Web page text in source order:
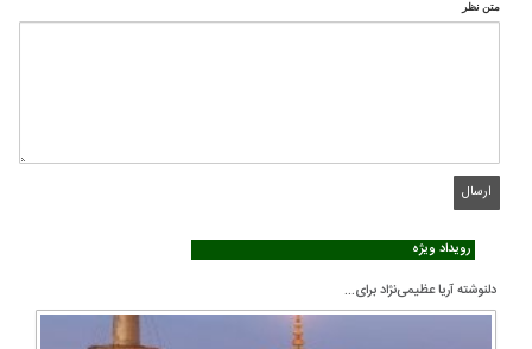
متن نظر
رویداد ویژه
دلنوشته آریا عظیمی‌نژاد برای...